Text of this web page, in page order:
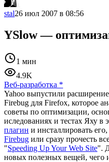
stal26 июл 2007 в 08:56
YSlow —
1 мин
4.9K
Веб-разработка *
Yahoo выпустили
Firebug для Firefox, которое
советы по оптимизации,
иследованиях и тестах Яху
плагин и инсталлировать
Firebug или сразу прочесть
"Speeding Up Your Web Site".
новых полезных вещей, чего